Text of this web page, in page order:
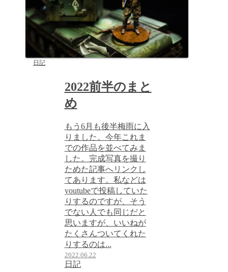
日記
2022前半のまと
め
もう6月も後半梅雨に入
りました。今年これま
での作品を並べてみま
した。完成写真を撮り
ためた記事へリンクし
てあります。私などは
youtubeで投稿していた
りするのですが、そう
でない人でも同じだと
思いますが、いいねが
たくさんついてくれた
りするのは...
2022.06.22
日記